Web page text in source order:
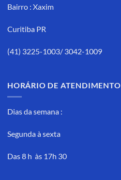
Bairro : Xaxim
Curitiba PR
(41) 3225-1003/ 3042-1009
HORÁRIO DE ATENDIMENTO
Dias da semana :
Segunda à sexta
Das 8 h às 17h 30